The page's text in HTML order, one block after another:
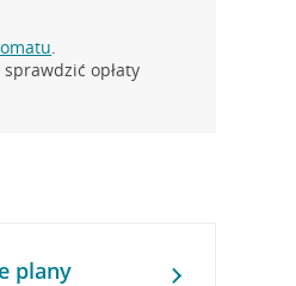
.
opłaty
plany